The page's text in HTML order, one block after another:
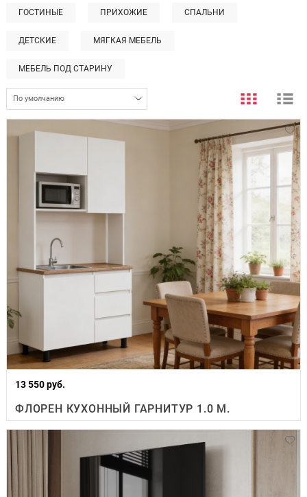
ГОСТИНЫЕ ПРИХОЖИЕ СПАЛЬНИ
ДЕТСКИЕ МЯГКАЯ МЕБЕЛЬ
МЕБЕЛЬ ПОД СТАРИНУ
По умолчанию
13 550 руб.
ФЛОРЕН КУХОННЫЙ ГАРНИТУР 1.0 М.